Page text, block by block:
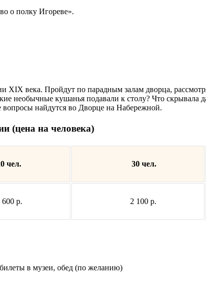
о полку Игореве».
XIX века. Пройдут по парадным залам дворца,
необычные кушанья подавали к столу? Что скрывала
вопросы найдутся во Дворце на Набережной.
(цена на человека)
чел. 30 чел.
р. 2 100 р.
билеты в музеи, обед (по желанию)